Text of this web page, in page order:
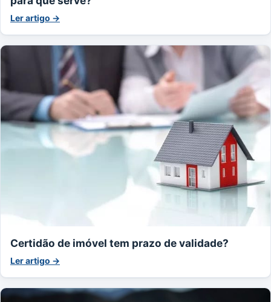
Ler artigo →
Certidão de imóvel tem prazo de validade?
Ler artigo →